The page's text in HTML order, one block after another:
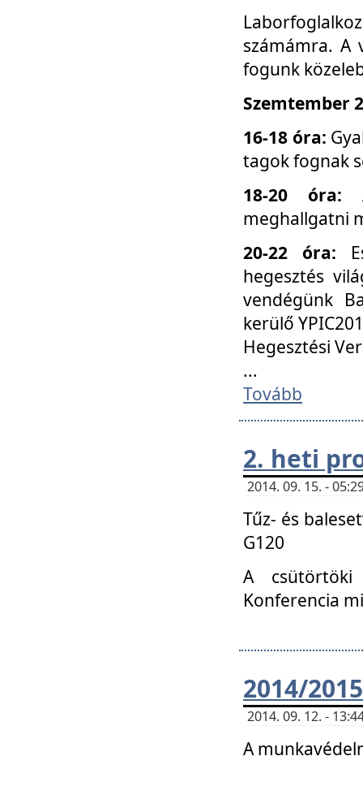
számámra. A
fogunk
Szemtember
16-18 óra:
tagok fognak
18-20 óra:
meghallgatni
20-22 óra:
hegesztés
vendégünk
kerülő
Hegesztési
...
Tovább
2. heti
2014. 09. 15. -
Tűz- és
G120
A csütörtöki
Konferencia
2014/
2014. 09. 12. -
A